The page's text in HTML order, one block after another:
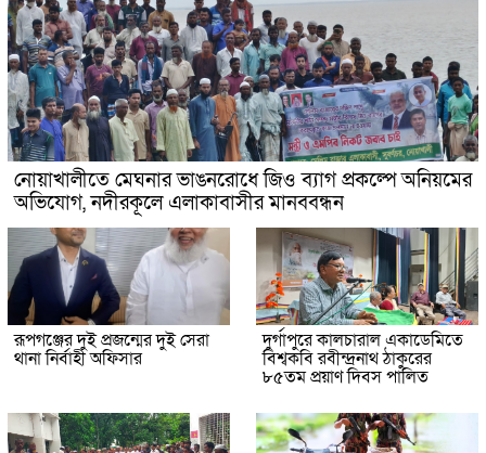
নোয়াখালীতে মেঘনার ভাঙনরোধে জিও ব্যাগ প্রকল্পে অনিয়মের
অভিযোগ, নদীরকূলে এলাকাবাসীর মানববন্ধন
রূপগঞ্জের দুই প্রজন্মের দুই সেরা
থানা নির্বাহী অফিসার
দুর্গাপুরে কালচারাল একাডেমিতে
বিশ্বকবি রবীন্দ্রনাথ ঠাকুরের
৮৫তম প্রয়াণ দিবস পালিত